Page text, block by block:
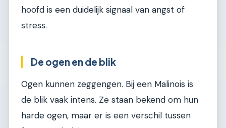
hoofd is een duidelijk signaal van angst of
stress.
De ogen en de blik
Ogen kunnen zeggengen. Bij een Malinois is
de blik vaak intens. Ze staan bekend om hun
harde ogen, maar er is een verschil tussen